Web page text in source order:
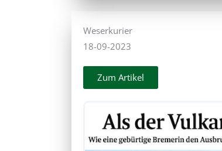
Weserkurier
18-09-2023
Zum Artikel